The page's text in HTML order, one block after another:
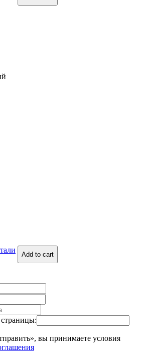
Add to cart
страницы:
вы принимаете условия